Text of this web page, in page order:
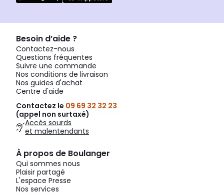
Besoin d’aide ?
Contactez-nous
Questions fréquentes
Suivre une commande
Nos conditions de livraison
Nos guides d'achat
Centre d'aide
Contactez le 09 69 32 32 23
(appel non surtaxé)
Accès sourds
et malentendants
À propos de Boulanger
Qui sommes nous
Plaisir partagé
L'espace Presse
Nos services